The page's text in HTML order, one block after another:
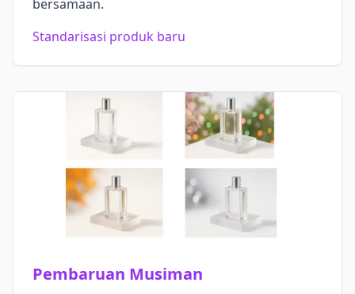
bersamaan.
Standarisasi produk baru
Pembaruan Musiman